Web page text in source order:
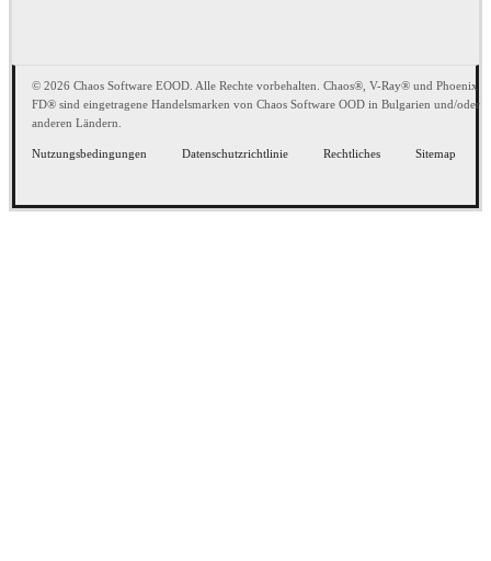
© 2026 Chaos Software EOOD. Alle Rechte vorbehalten. Chaos®, V-Ray® und Phoenix
FD® sind eingetragene Handelsmarken von Chaos Software OOD in Bulgarien und/oder
anderen Ländern.
Nutzungsbedingungen Datenschutzrichtlinie Rechtliches Sitemap